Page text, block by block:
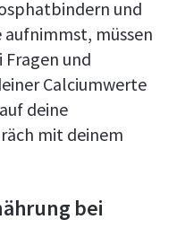
und
aufnimmst, müssen
und
Calciumwerte
deine
mit deinem
bei